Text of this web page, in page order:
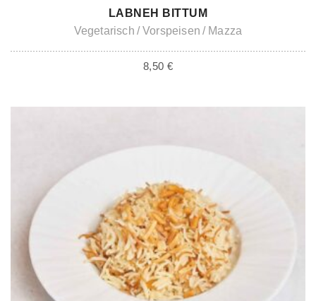
IN DEN WARENKORB
LABNEH BITTUM
Vegetarisch
Vorspeisen Mazza
8,50 €